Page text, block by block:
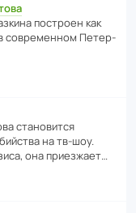
пост­роен как
в совре­менном Пете­р­
стано­вится
на тв-шоу.
она приезжает…